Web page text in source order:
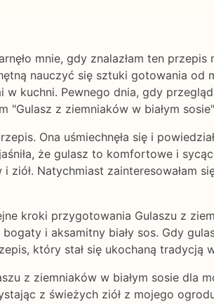
mnie, gdy znalazłam ten
nauczyć się sztuki gotowania od
kuchni. Pewnego dnia, gdy
"Gulasz z ziemniaków w białym
Ona uśmiechnęła się i
że gulasz to komfortowe i
ziół. Natychmiast zainteresowałam
kroki przygotowania Gulaszu z
i aksamitny biały sos. Gdy
który stał się ukochaną tradycją
z ziemniaków w białym sosie dla
z świeżych ziół z mojego